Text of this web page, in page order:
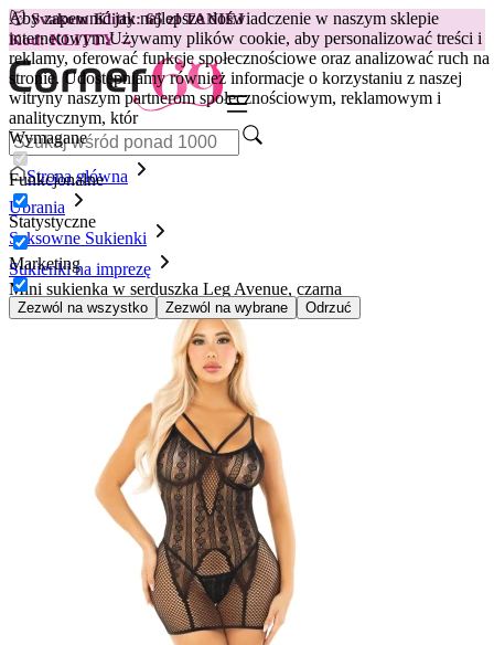
Aby zapewnić jak najlepsze doświadczenie w naszym sklepie
internetowym.Używamy plików cookie, aby personalizować treści i
reklamy, oferować funkcje społecznościowe oraz analizować ruch na
stronie. Udostępniamy również informacje o korzystaniu z naszej
witryny naszym partnerom społecznościowym, reklamowym i
analitycznym, któr
Wymagane
Funkcjonalne
Statystyczne
Marketing
Zezwól na wszystko Zezwól na wybrane Odrzuć
😽Svakom Klitty: 65 zł TANIEJ
Kod: KLITTY →
Strona główna
Ubrania
Seksowne Sukienki
Sukienki na imprezę
Mini sukienka w serduszka Leg Avenue, czarna